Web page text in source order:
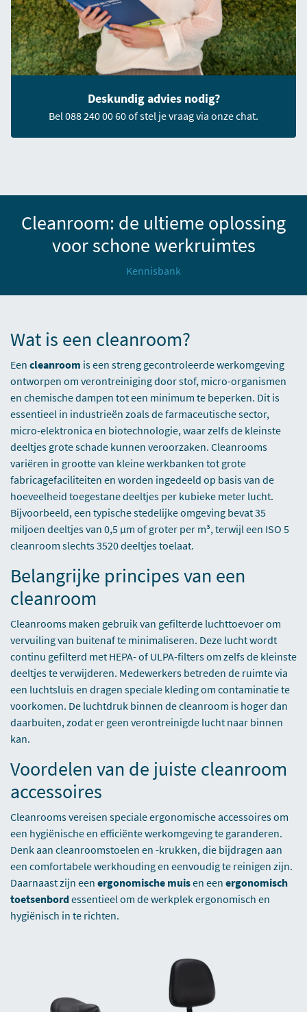
Deskundig advies nodig?
Bel 088 240 00 60 of stel je vraag via onze chat.
Cleanroom: de ultieme oplossing
voor schone werkruimtes
Kennisbank
Wat is een cleanroom?
Een cleanroom is een streng gecontroleerde werkomgeving
ontworpen om verontreiniging door stof, micro-organismen
en chemische dampen tot een minimum te beperken. Dit is
essentieel in industrieën zoals de farmaceutische sector,
micro-elektronica en biotechnologie, waar zelfs de kleinste
deeltjes grote schade kunnen veroorzaken. Cleanrooms
variëren in grootte van kleine werkbanken tot grote
fabricagefaciliteiten en worden ingedeeld op basis van de
hoeveelheid toegestane deeltjes per kubieke meter lucht.
Bijvoorbeeld, een typische stedelijke omgeving bevat 35
miljoen deeltjes van 0,5 µm of groter per m³, terwijl een ISO 5
cleanroom slechts 3520 deeltjes toelaat.
Belangrijke principes van een
cleanroom
Cleanrooms maken gebruik van gefilterde luchttoevoer om
vervuiling van buitenaf te minimaliseren. Deze lucht wordt
continu gefilterd met HEPA- of ULPA-filters om zelfs de kleinste
deeltjes te verwijderen. Medewerkers betreden de ruimte via
een luchtsluis en dragen speciale kleding om contaminatie te
voorkomen. De luchtdruk binnen de cleanroom is hoger dan
daarbuiten, zodat er geen verontreinigde lucht naar binnen
kan.
Voordelen van de juiste cleanroom
accessoires
Cleanrooms vereisen speciale ergonomische accessoires om
een hygiënische en efficiënte werkomgeving te garanderen.
Denk aan cleanroomstoelen en -krukken, die bijdragen aan
een comfortabele werkhouding en eenvoudig te reinigen zijn.
Daarnaast zijn een ergonomische muisen een ergonomisch
toetsenbordessentieel om de werkplek ergonomisch en
hygiënisch in te richten.